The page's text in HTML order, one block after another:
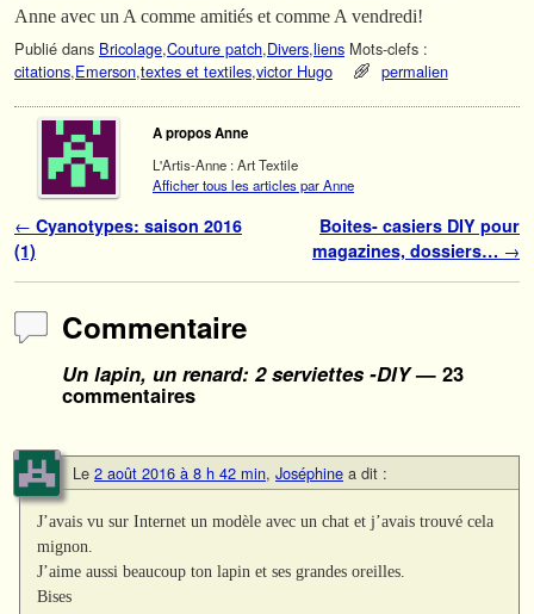
Anne avec un A comme amitiés et comme A vendredi!
Publié dans Bricolage,Couture patch,Divers,liens Mots-clefs :
citations,Emerson,textes et textiles,victor Hugo permalien
A propos Anne
L'Artis-Anne : Art Textile
Afficher tous les articles par Anne
Navigation des articles
← Cyanotypes: saison 2016
(1)
Boites- casiers DIY pour
magazines, dossiers… →
Commentaire
Un lapin, un renard: 2 serviettes -DIY— 23
commentaires
Le 2 août 2016 à 8 h 42 min, Joséphine a dit :
J’avais vu sur Internet un modèle avec un chat et j’avais trouvé cela
mignon.
J’aime aussi beaucoup ton lapin et ses grandes oreilles.
Bises